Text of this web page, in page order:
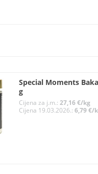
Special Moments
g
Cijena za j.m.: 27,16 €/kg
Cijena 19.03.2026.: 6,79 €/